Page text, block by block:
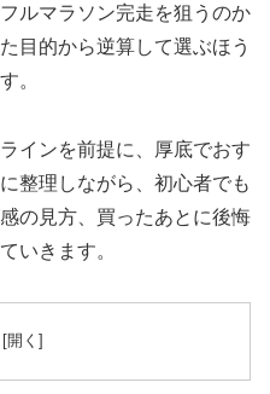
ルマラソン完走を狙うのか
目的から逆算して選ぶほう
。
インを前提に、厚底でおす
整理しながら、初心者でも
の見方、買ったあとに後悔
いきます。